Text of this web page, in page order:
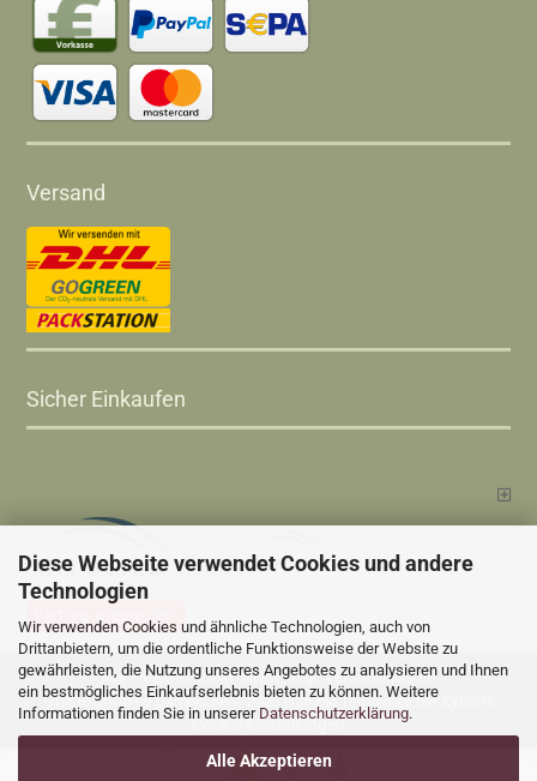
Diese Webseite verwendet Cookies und andere
Technologien
Wir verwenden Cookies und ähnliche Technologien, auch von
Drittanbietern, um die ordentliche Funktionsweise der Website zu
gewährleisten, die Nutzung unseres Angebotes zu analysieren und Ihnen
ein bestmögliches Einkaufserlebnis bieten zu können. Weitere
Informationen finden Sie in unserer Datenschutzerklärung.
Alle Akzeptieren
Versand
Sicher Einkaufen
Alle Preise sind inkl. MwSt., zzgl.Versandkosten
Online Shopby Gambio.de © 2025 Gambio Templates bei
Cookie Einstellungen